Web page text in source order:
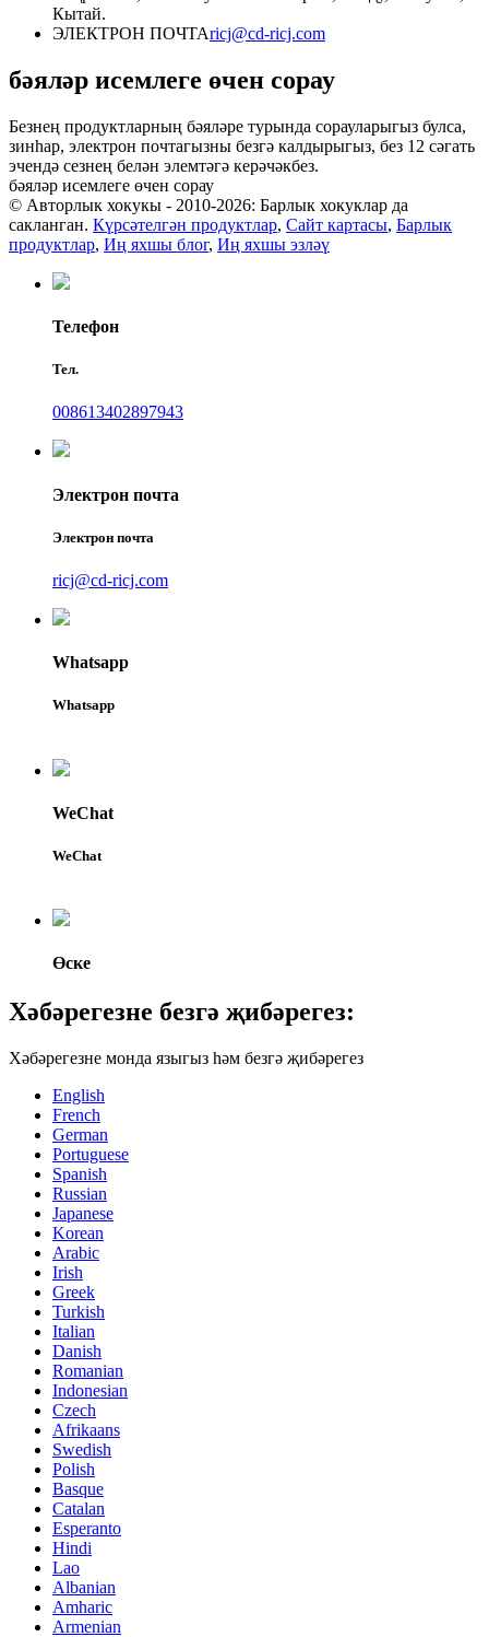
Кытай.
ЭЛЕКТРОН ПОЧТАricj@cd-ricj.com
бәяләр исемлеге өчен сорау
Безнең продуктларның бәяләре турында сорауларыгыз булса,
зинһар, электрон почтагызны безгә калдырыгыз, без 12 сәгать
эчендә сезнең белән элемтәгә керәчәкбез.
бәяләр исемлеге өчен сорау
© Авторлык хокукы - 2010-2026: Барлык хокуклар да
сакланган. Күрсәтелгән продуктлар, Сайт картасы, Барлык
продуктлар, Иң яхшы блог, Иң яхшы эзләү
Телефон
Тел.
008613402897943
Электрон почта
Электрон почта
ricj@cd-ricj.com
Whatsapp
Whatsapp
WeChat
WeChat
Өске
Хәбәрегезне безгә җибәрегез:
Хәбәрегезне монда языгыз һәм безгә җибәрегез
English
French
German
Portuguese
Spanish
Russian
Japanese
Korean
Arabic
Irish
Greek
Turkish
Italian
Danish
Romanian
Indonesian
Czech
Afrikaans
Swedish
Polish
Basque
Catalan
Esperanto
Hindi
Lao
Albanian
Amharic
Armenian